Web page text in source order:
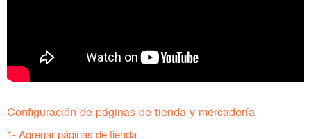
Configuración de páginas de tienda y mercadería
1- Agregar páginas de tienda